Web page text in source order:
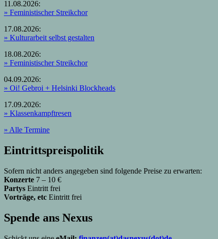
11.08.2026:
» Feministischer Streikchor
17.08.2026:
» Kulturarbeit selbst gestalten
18.08.2026:
» Feministischer Streikchor
04.09.2026:
» Oi! Gebroi + Helsinki Blockheads
17.09.2026:
» Klassenkampftresen
» Alle Termine
Eintrittspreispolitik
Sofern nicht anders angegeben sind folgende Preise zu erwarten:
Konzerte 7 – 10 €
Partys Eintritt frei
Vorträge, etc Eintritt frei
Spende ans Nexus